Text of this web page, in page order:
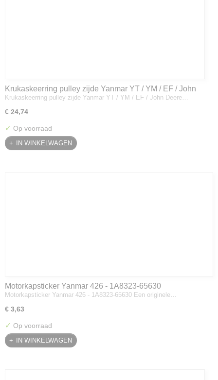
Krukaskeerring pulley zijde Yanmar YT / YM / EF / John
Deere - 119934-01800
Krukaskeerring pulley zijde Yanmar YT / YM / EF / John Deere…
€ 24,74
✓ Op voorraad
IN WINKELWAGEN
Motorkapsticker Yanmar 426 - 1A8323-65630
Motorkapsticker Yanmar 426 - 1A8323-65630 Een originele…
€ 3,63
✓ Op voorraad
IN WINKELWAGEN